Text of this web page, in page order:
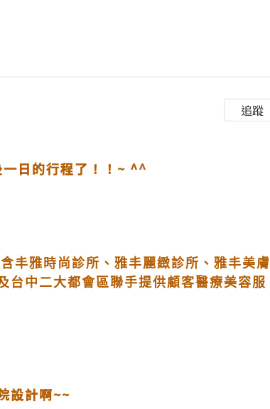
追蹤
日的行程了！！~ ^^
丰雅時尚診所、雅丰麗緻診所、雅丰美膚
台中二大都會區聯手提供顧客醫療美容服
設計啊~~